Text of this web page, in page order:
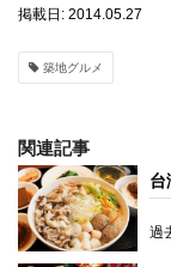
掲載日: 2014.05.27
築地グルメ
関連記事
台
過